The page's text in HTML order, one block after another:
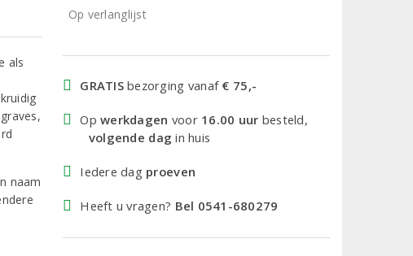
als
naam
Op verlanglijst
GRATISbezorging vanaf € 75,-
Opwerkdagen voor 16.00 uur besteld,
volgende dag in huis
Iedere dag proeven
Heeft u vragen? Bel 0541-680279